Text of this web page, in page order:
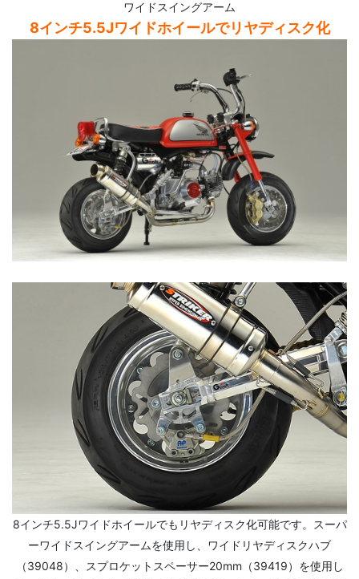
ワイドスイングアーム
8インチ5.5Jワイドホイールでリヤディスク化
8インチ5.5Jワイドホイールでもリヤディスク化可能です。スーパ
ーワイドスイングアームを使用し、ワイドリヤディスクハブ
（39048）、スプロケットスペーサー20mm（39419）を使用し